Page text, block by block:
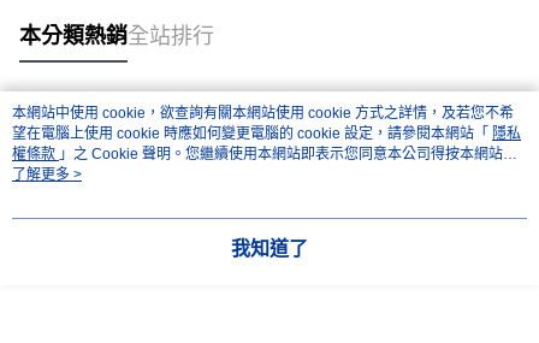
本分類熱銷全站排行
熱門標籤
本網站中使用 cookie，欲查詢有關本網站使用 cookie 方式之詳情，及若您不希
望在電腦上使用 cookie 時應如何變更電腦的 cookie 設定，請參閱本網站「 隱私
權條款 」之 Cookie 聲明。您繼續使用本網站即表示您同意本公司得按本網站使
用條款之 Cookie 聲明使用 cookie。
了解更多 >
我知道了